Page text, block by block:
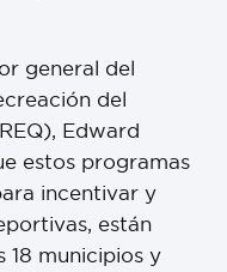
general del
del
Edward
estos programas
incentivar y
están
18 municipios y